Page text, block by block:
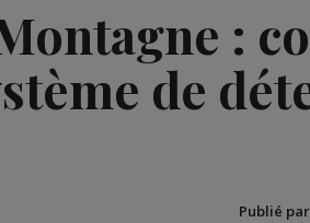
:
de
Publié